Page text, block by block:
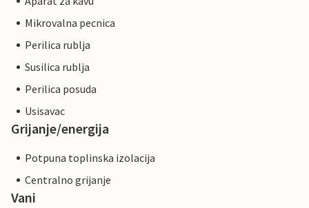
Mikrovalna pecnica
Perilica rublja
Susilica rublja
Perilica posuda
Usisavac
Grijanje/energija
Potpuna toplinska izolacija
Centralno grijanje
Vani